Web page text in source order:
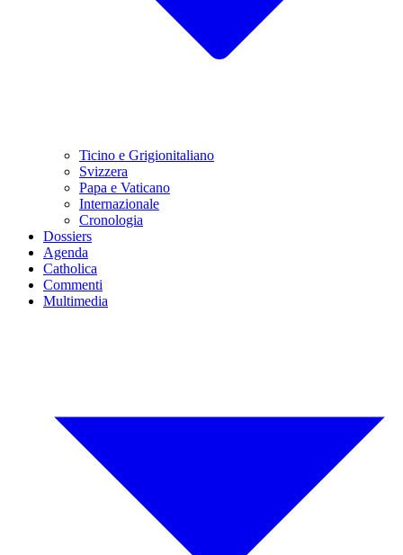
Ticino e Grigionitaliano
Svizzera
Papa e Vaticano
Internazionale
Cronologia
Dossiers
Agenda
Catholica
Commenti
Multimedia